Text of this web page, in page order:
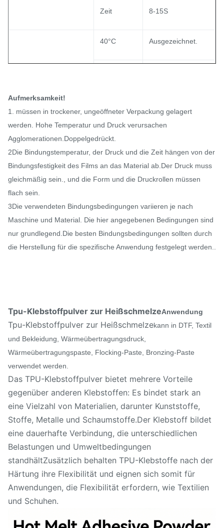
Zeit 8-15S
40°C Ausgezeichnet.
Aufmerksamkeit!
1. müssen in trockener, ungeöffneter Verpackung gelagert
werden. Hohe Temperatur und Druck verursachen
Agglomerationen. Doppelgedrückt.
2Die Bindungstemperatur, der Druck und die Zeit hängen von der
Bindungsfestigkeit des Films an das Material ab.Der Druck muss
gleichmäßig sein., und die Form und die Druckrollen müssen
flach sein.
3Die verwendeten Bindungsbedingungen variieren je nach
Maschine und Material. Die hier angegebenen Bedingungen sind
nur grundlegend.Die besten Bindungsbedingungen sollten durch
die Herstellung für die spezifische Anwendung festgelegt werden..
Tpu-Klebstoffpulver zur HeißschmelzeAnwendung
Tpu-Klebstoffpulver zur Heißschmelzekann in DTF, Textil
und Bekleidung, Wärmeübertragungsdruck,
Wärmeübertragungspaste, Flocking-Paste, Bronzing-Paste
verwendet werden.
Das TPU-Klebstoffpulver bietet mehrere Vorteile
gegenüber anderen Klebstoffen: Es bindet stark an
eine Vielzahl von Materialien, darunter Kunststoffe,
Stoffe, Metalle und Schaumstoffe.Der Klebstoff bildet
eine dauerhafte Verbindung, die unterschiedlichen
Belastungen und Umweltbedingungen
standhältZusätzlich behalten TPU-Klebstoffe nach der
Härtung ihre Flexibilität und eignen sich somit für
Anwendungen, die Flexibilität erfordern, wie Textilien
und Schuhen.